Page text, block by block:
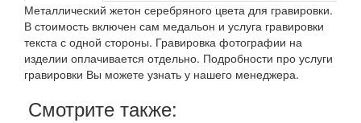
Металлический жетон серебряного цвета для гравировки.
В стоимость включен сам медальон и услуга гравировки
текста с одной стороны. Гравировка фотографии на
изделии оплачивается отдельно. Подробности про услуги
гравировки Вы можете узнать у нашего менеджера.
Смотрите также: